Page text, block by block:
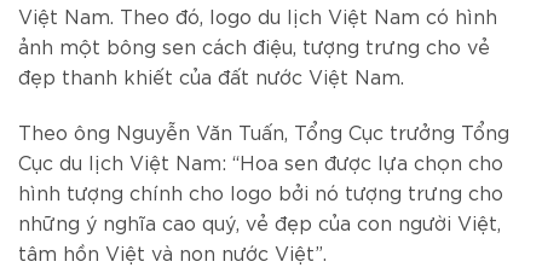
Việt Nam. Theo đó, logo du lịch Việt Nam có hình
ảnh một bông sen cách điệu, tượng trưng cho vẻ
đẹp thanh khiết của đất nước Việt Nam.
Theo ông Nguyễn Văn Tuấn, Tổng Cục trưởng Tổng
Cục du lịch Việt Nam: “Hoa sen được lựa chọn cho
hình tượng chính cho logo bởi nó tượng trưng cho
những ý nghĩa cao quý, vẻ đẹp của con người Việt,
tâm hồn Việt và non nước Việt”.